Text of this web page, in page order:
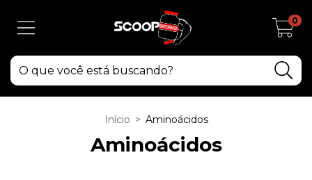
0
Início > Aminoácidos
Aminoácidos